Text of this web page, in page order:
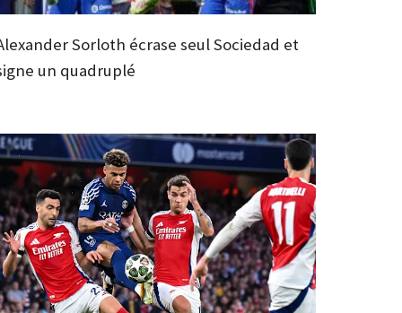
Sorloth écrase seul Sociedad et
un quadruplé